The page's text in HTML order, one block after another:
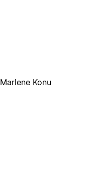
Marlene Konu